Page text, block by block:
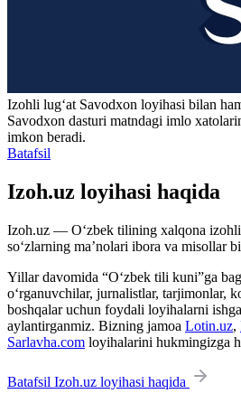
Izohli lugʻat Savodxon loyihasi bilan
Savodxon dasturi matndagi imlo
imkon beradi.
Batafsil
Izoh.uz loyihasi haqida
Izoh.uz — O‘zbek tilining xalqona izohli
so‘zlarning ma’nolari ibora va misollar
Yillar davomida “O‘zbek tili kuni”ga
o‘rganuvchilar, jurnalistlar, tarjimonlar,
boshqalar uchun foydali loyihalarni
aylantirganmiz. Bizning jamoa Lotin.uz,
Sarlavha.com loyihalarini hukmingizga
Batafsil Izoh.uz loyihasi haqida